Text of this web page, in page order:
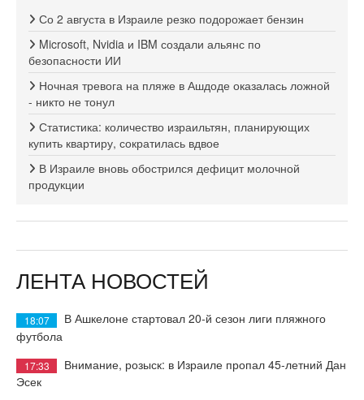
Со 2 августа в Израиле резко подорожает бензин
Microsoft, Nvidia и IBM создали альянс по
безопасности ИИ
Ночная тревога на пляже в Ашдоде оказалась ложной
- никто не тонул
Статистика: количество израильтян, планирующих
купить квартиру, сократилась вдвое
В Израиле вновь обострился дефицит молочной
продукции
ЛЕНТА НОВОСТЕЙ
18:07
В Ашкелоне стартовал 20-й сезон лиги пляжного
футбола
17:33
Внимание, розыск: в Израиле пропал 45-летний Дан
Эсек